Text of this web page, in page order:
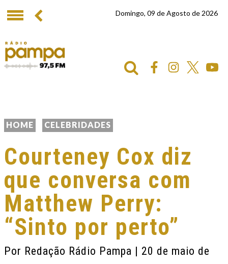
Domingo, 09 de Agosto de 2026
HOME CELEBRIDADES
Courteney Cox diz
que conversa com
Matthew Perry:
“Sinto por perto”
Por Redação Rádio Pampa | 20 de maio de